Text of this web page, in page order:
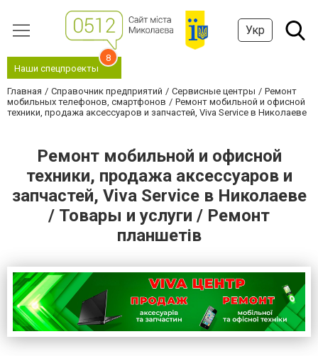
Укр
Наши спецпроекты
8
Главная Справочник предприятий Сервисные центры
Ремонт
мобильных телефонов, смартфонов
Ремонт мобильной и офисной
техники, продажа аксессуаров и запчастей, Viva Service в Николаеве
Ремонт мобильной и офисной
техники, продажа аксессуаров и
запчастей, Viva Service в Николаеве
/ Товары и услуги / Ремонт
планшетів